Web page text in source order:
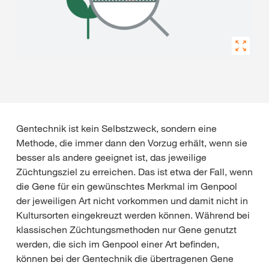
Gentechnik ist kein Selbstzweck, sondern eine
Methode, die immer dann den Vorzug erhält, wenn sie
besser als andere geeignet ist, das jeweilige
Züchtungsziel zu erreichen. Das ist etwa der Fall, wenn
die Gene für ein gewünschtes Merkmal im Genpool
der jeweiligen Art nicht vorkommen und damit nicht in
Kultursorten eingekreuzt werden können. Während bei
klassischen Züchtungsmethoden nur Gene genutzt
werden, die sich im Genpool einer Art befinden,
können bei der Gentechnik die übertragenen Gene